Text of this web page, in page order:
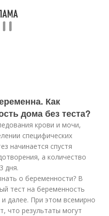
Как
дома без теста?
крови и мочи,
специфических
начинается спустя
а количество
дня.
о беременности? В
тест на беременность
далее. При этом всемирно
что результаты могут